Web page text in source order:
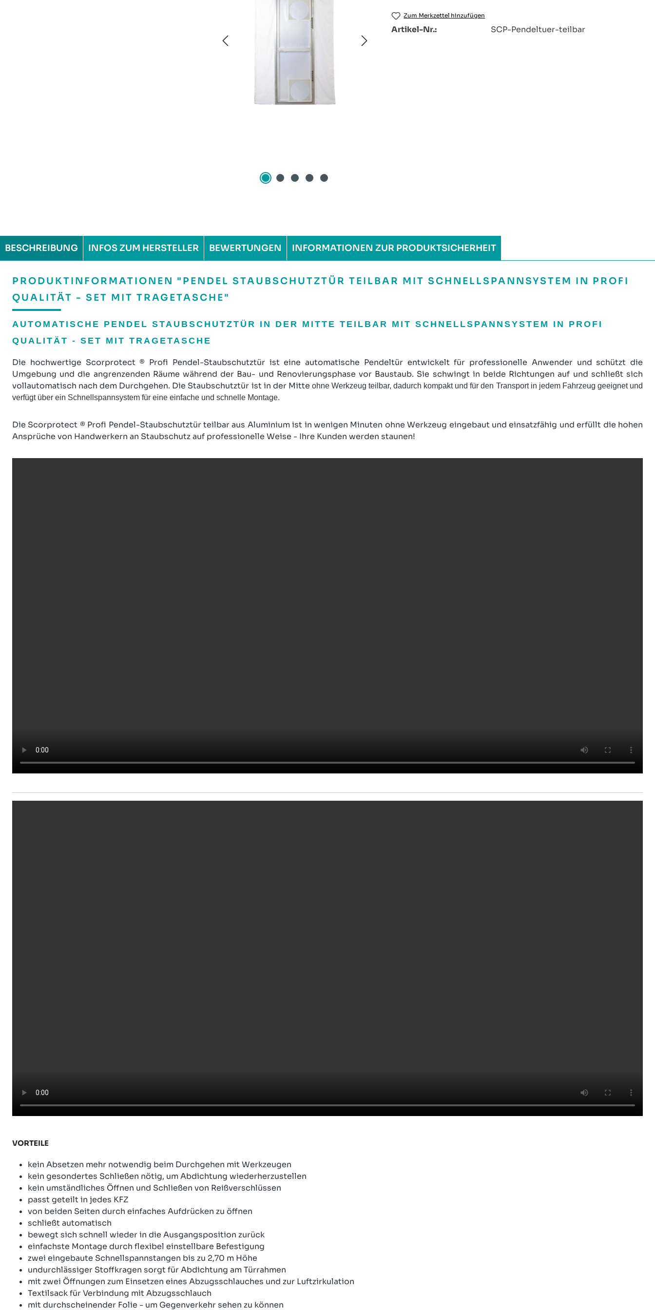
Zum Merkzettel hinzufügen
Artikel-Nr.: SCP-Pendeltuer-teilbar
BESCHREIBUNG INFOS ZUM HERSTELLER BEWERTUNGEN INFORMATIONEN ZUR PRODUKTSICHERHEIT
PRODUKTINFORMATIONEN "PENDEL STAUBSCHUTZTÜR TEILBAR MIT SCHNELLSPANNSYSTEM IN PROFI
QUALITÄT - SET MIT TRAGETASCHE"
AUTOMATISCHE PENDEL STAUBSCHUTZTÜR IN DER MITTE TEILBAR MIT SCHNELLSPANNSYSTEM IN PROFI
QUALITÄT - SET MIT TRAGETASCHE
Die hochwertige Scorprotect ® Profi Pendel-Staubschutztür ist eine automatische Pendeltür entwickelt für professionelle Anwender und schützt die
Umgebung und die angrenzenden Räume während der Bau- und Renovierungsphase vor Baustaub. Sie schwingt in beide Richtungen auf und schließt sich
vollautomatisch nach dem Durchgehen. Die Staubschutztür ist in der Mitte ohne Werkzeug teilbar, dadurch kompakt und für den Transport in jedem Fahrzeug geeignet und
verfügt über ein Schnellspannsystem für eine einfache und schnelle Montage.
Die Scorprotect ® Profi Pendel-Staubschutztür teilbar aus Aluminium ist in wenigen Minuten ohne Werkzeug eingebaut und einsatzfähig und erfüllt die hohen
Ansprüche von Handwerkern an Staubschutz auf professionelle Weise - Ihre Kunden werden staunen!
VORTEILE
kein Absetzen mehr notwendig beim Durchgehen mit Werkzeugen
kein gesondertes Schließen nötig, um Abdichtung wiederherzustellen
kein umständliches Öffnen und Schließen von Reißverschlüssen
passt geteilt in jedes KFZ
von beiden Seiten durch einfaches Aufdrücken zu öffnen
schließt automatisch
bewegt sich schnell wieder in die Ausgangsposition zurück
einfachste Montage durch flexibel einstellbare Befestigung
zwei eingebaute Schnellspannstangen bis zu 2,70 m Höhe
undurchlässiger Stoffkragen sorgt für Abdichtung am Türrahmen
mit zwei Öffnungen zum Einsetzen eines Abzugsschlauches und zur Luftzirkulation
Textilsack für Verbindung mit Abzugsschlauch
mit durchscheinender Folie - um Gegenverkehr sehen zu können